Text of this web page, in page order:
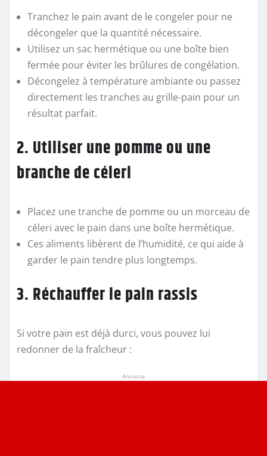
Tranchez le pain avant de le congeler pour ne
décongeler que la quantité nécessaire.
Utilisez un sac hermétique ou une boîte bien
fermée pour éviter les brûlures de congélation.
Décongelez à température ambiante ou passez
directement les tranches au grille-pain pour un
résultat parfait.
2. Utiliser une pomme ou une
branche de céleri
Placez une tranche de pomme ou un morceau de
céleri avec le pain dans une boîte hermétique.
Ces aliments libèrent de l’humidité, ce qui aide à
garder le pain tendre plus longtemps.
3. Réchauffer le pain rassis
Si votre pain est déjà durci, vous pouvez lui
redonner de la fraîcheur :
Annonce